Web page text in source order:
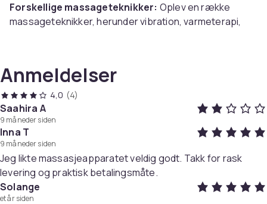
Forskellige massageteknikker: Oplev en række
massageteknikker, herunder vibration, varmeterapi,
forskellige massagetilstande og juster intensiteten
med 9 valgbare niveauer, så du kan skræddersy din
massage til dine præferencer.
Specifikationer:
Farve: Grå
Størrelse: 160x50x20 cm
Materiale: Plys stof, elektroniske komponenter
Nominel spænding: 12V
Anmeldelser
4,0 (4)
Saahira A
9 måneder siden
Inna T
9 måneder siden
Jeg likte massasjeapparatet veldig godt. Takk for rask
levering og praktisk betalingsmåte.
Solange
et år siden